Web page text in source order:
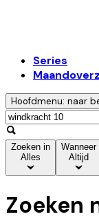
Series
Hoofdmenu: naar
Zoeken in
Alles
Wanneer
Altijd
Zoeken